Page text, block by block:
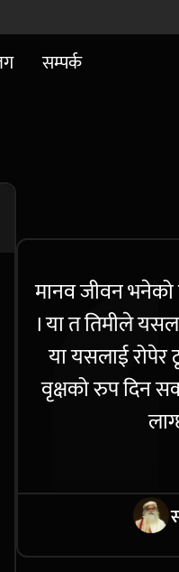
सम्पर्क
मानव जीवन भनेको
। या त तिमीले
या यसलाई रोपेर
वृक्षको रुप दिन